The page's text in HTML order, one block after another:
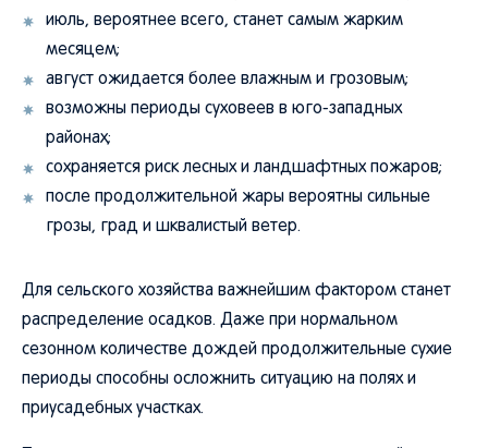
июль, вероятнее всего, станет самым жарким
месяцем;
август ожидается более влажным и грозовым;
возможны периоды суховеев в юго-западных
районах;
сохраняется риск лесных и ландшафтных пожаров;
после продолжительной жары вероятны сильные
грозы, град и шквалистый ветер.
Для сельского хозяйства важнейшим фактором станет
распределение осадков. Даже при нормальном
сезонном количестве дождей продолжительные сухие
периоды способны осложнить ситуацию на полях и
приусадебных участках.